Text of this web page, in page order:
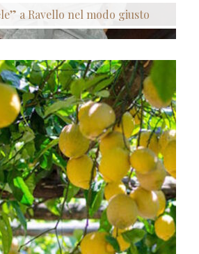
a Ravello nel modo giusto